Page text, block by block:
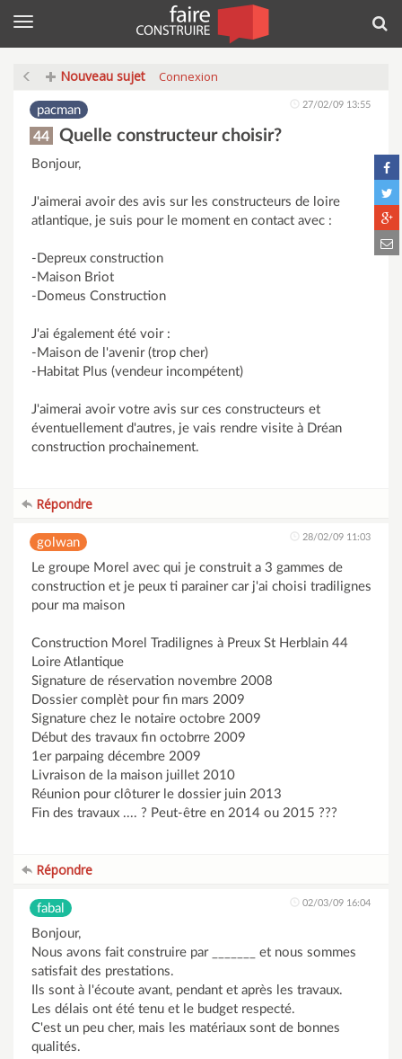
Menu
Nouveau sujet Connexion
pacman 27/02/09 13:55
44 Quelle constructeur choisir?
Bonjour,
J'aimerai avoir des avis sur les constructeurs de loire
atlantique, je suis pour le moment en contact avec :
-Depreux construction
-Maison Briot
-Domeus Construction
J'ai également été voir :
-Maison de l'avenir (trop cher)
-Habitat Plus (vendeur incompétent)
J'aimerai avoir votre avis sur ces constructeurs et
éventuellement d'autres, je vais rendre visite à Dréan
construction prochainement.
Répondre
golwan 28/02/09 11:03
Le groupe Morel avec qui je construit a 3 gammes de
construction et je peux ti parainer car j'ai choisi tradilignes
pour ma maison
Construction Morel Tradilignes à Preux St Herblain 44
Loire Atlantique
Signature de réservation novembre 2008
Dossier complèt pour fin mars 2009
Signature chez le notaire octobre 2009
Début des travaux fin octobrre 2009
1er parpaing décembre 2009
Livraison de la maison juillet 2010
Réunion pour clôturer le dossier juin 2013
Fin des travaux .... ? Peut-être en 2014 ou 2015 ???
Répondre
fabal 02/03/09 16:04
Bonjour,
Nous avons fait construire par _______ et nous sommes
satisfait des prestations.
Ils sont à l'écoute avant, pendant et après les travaux.
Les délais ont été tenu et le budget respecté.
C'est un peu cher, mais les matériaux sont de bonnes
qualités.